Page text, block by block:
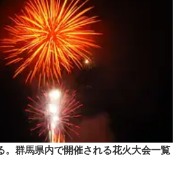
。群馬県内で開催される花火大会一覧